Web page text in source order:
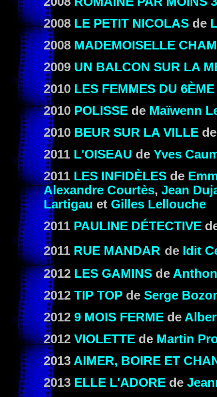
2008 LE PETIT NICOLAS de
2008 MADEMOISELLE
2009 UN BALCON SUR LA
2010 LES FEMMES DU
2010 POLISSE de Maïwenn
2010 BEUR SUR LA VILLE
2011 L'OISEAU de Yves
2011 LES INFIDÈLES de
Alexandre Courtès, Jean
Lartigau et Gilles Lellouche
2011 PAULINE DÉTECTIVE
2011 RUE MANDAR de Idit
2012 LES GAMINS de
2012 TIP TOP de Serge
2012 9 MOIS FERME de
2012 VIOLETTE de Martin
2013 AIMER, BOIRE ET
2013 ELLE L'ADORE de